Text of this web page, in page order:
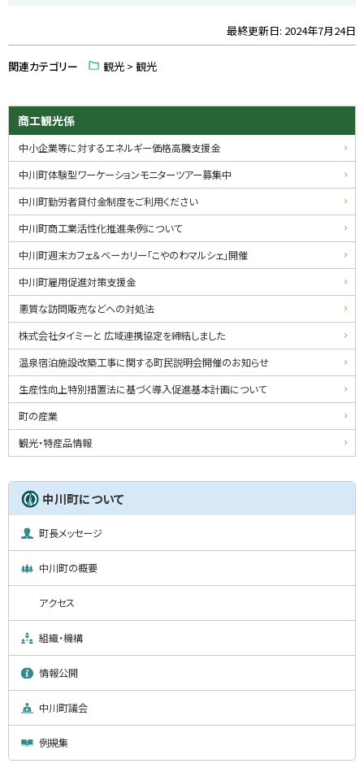
ッ
プ
戻
最終更新日: 2024年7月24日
関連カテゴリー 観光 > 観光
サ
イ
ド
メ
ニ
ュ
ー
商工観光係
中小企業等に対するエネルギー価格高騰支援金
中川町体験型ワーケーションモニターツアー募集中
中川町勤労者貸付金制度をご利用ください
中川町商工業活性化推進条例について
中川町週末カフェ＆ベーカリー「こやのわマルシェ」開催
中川町雇用促進対策支援金
悪質な訪問販売などへの対処法
株式会社タイミーと 広域連携協定を締結しました
温泉宿泊施設改築工事に関する町民説明会開催のお知らせ
生産性向上特別措置法に基づく導入促進基本計画について
町の産業
観光・特産品情報
中川町について
町長メッセージ
中川町の概要
アクセス
組織・機構
情報公開
中川町議会
例規集